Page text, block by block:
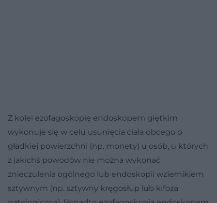
Z kolei ezofagoskopię endoskopem giętkim
wykonuje się w celu usunięcia ciała obcego o
gładkiej powierzchni (np. monety) u osób, u których
z jakichś powodów nie można wykonać
znieczulenia ogólnego lub endoskopii wziernikiem
sztywnym (np. sztywny kręgosłup lub kifoza